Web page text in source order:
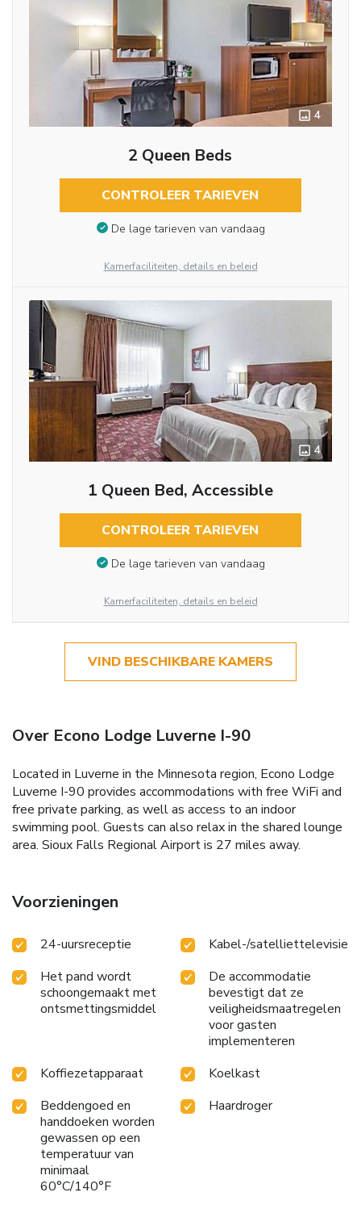
4
2 Queen Beds
CONTROLEER TARIEVEN
De lage tarieven van vandaag
Kamerfaciliteiten, details en beleid
4
1 Queen Bed, Accessible
CONTROLEER TARIEVEN
De lage tarieven van vandaag
Kamerfaciliteiten, details en beleid
VIND BESCHIKBARE KAMERS
Over Econo Lodge Luverne I-90
Located in Luverne in the Minnesota region, Econo Lodge
Luverne I-90 provides accommodations with free WiFi and
free private parking, as well as access to an indoor
swimming pool. Guests can also relax in the shared lounge
area. Sioux Falls Regional Airport is 27 miles away.
Voorzieningen
24-uursreceptie
Kabel-/satelliettelevisie
Het pand wordt
schoongemaakt met
ontsmettingsmiddel
De accommodatie
bevestigt dat ze
veiligheidsmaatregelen
voor gasten
implementeren
Koffiezetapparaat
Koelkast
Beddengoed en
handdoeken worden
gewassen op een
temperatuur van
minimaal
60°C/140°F
Haardroger